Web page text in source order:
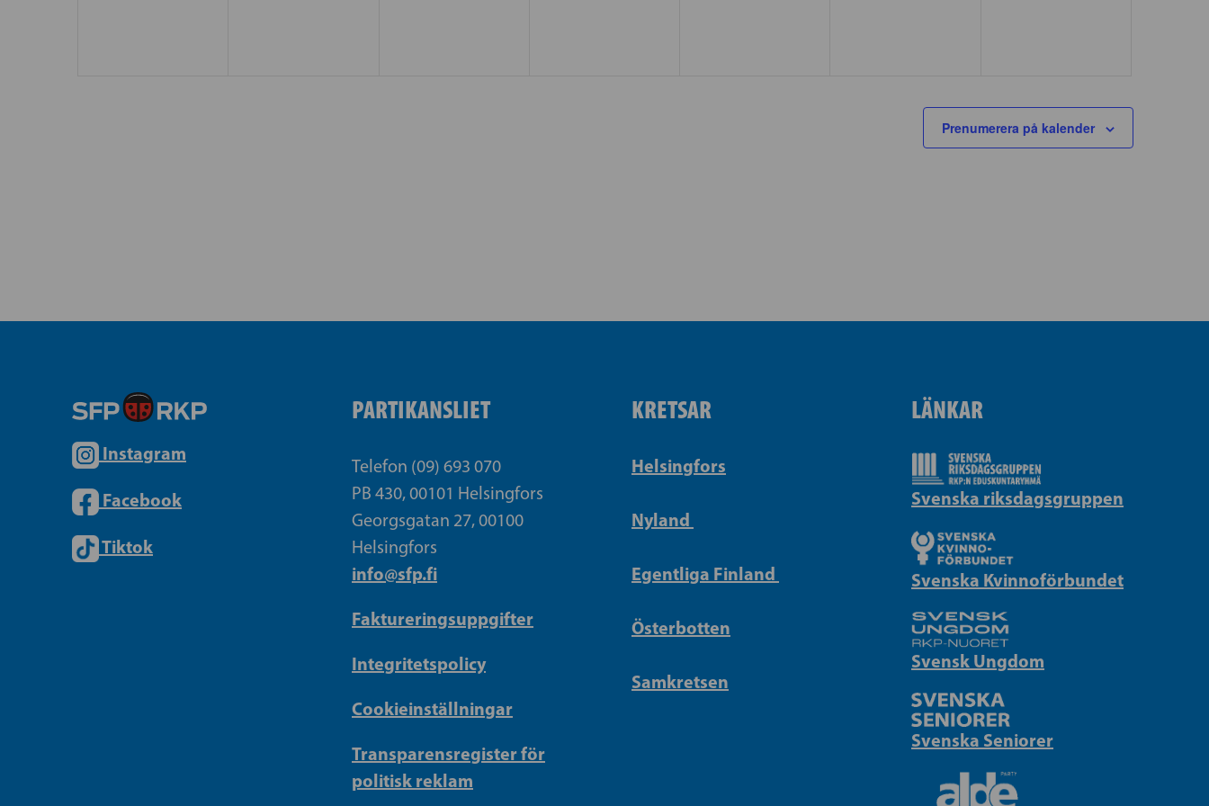
Prenumerera på kalender
Instagram
Facebook
Tiktok
PARTIKANSLIET
Telefon (09) 693 070
PB 430, 00101 Helsingfors
Georgsgatan 27, 00100
Helsingfors
info@sfp.fi
Faktureringsuppgifter
Integritetspolicy
Cookieinställningar
Transparensregister för
politisk reklam
KRETSAR
Helsingfors
Nyland
Egentliga Finland
Österbotten
Samkretsen
LÄNKAR
Svenska riksdagsgruppen
Svenska Kvinnoförbundet
Svensk Ungdom
Svenska Seniorer